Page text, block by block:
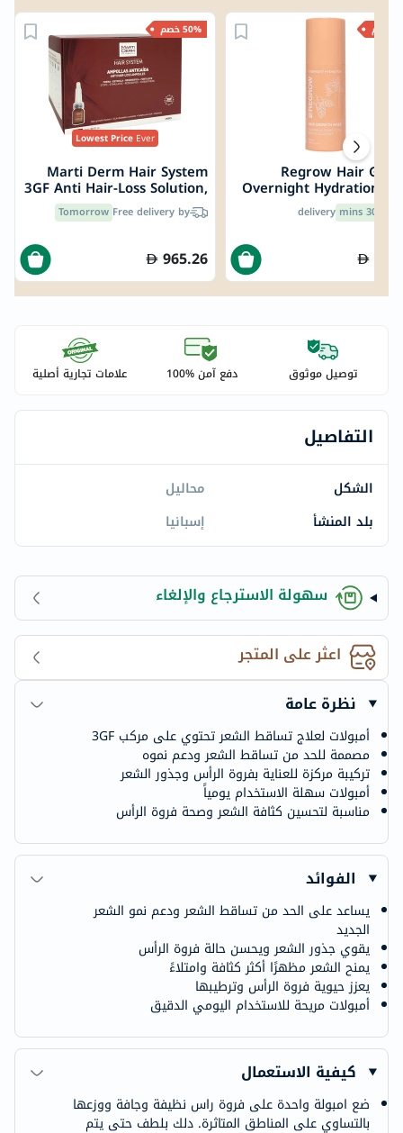
50% خصم
Lowest Price Ever
Marti Derm Hair System
3GF Anti Hair-Loss Solution,
3ml - 28 Ampoules
Free delivery by
Tomorrow
965.26
Regrow Hair
Overnight Hydration
For Shiny & Healthy
30 mins
delivery
توصيل موثوق دفع آمن %100 علامات تجارية أصلية
التفاصيل
الشكل
محاليل
بلد المنشأ
إسبانيا
سهولة الاسترجاع والإلغاء
اعثر على المتجر
نظرة عامة
أمبولات لعلاج تساقط الشعر تحتوي على مركب 3GF
مصممة للحد من تساقط الشعر ودعم نموه
تركيبة مركزة للعناية بفروة الرأس وجذور الشعر
أمبولات سهلة الاستخدام يومياً
مناسبة لتحسين كثافة الشعر وصحة فروة الرأس
الفوائد
يساعد على الحد من تساقط الشعر ودعم نمو الشعر
الجديد
يقوي جذور الشعر ويحسن حالة فروة الرأس
يمنح الشعر مظهرًا أكثر كثافة وامتلاءً
يعزز حيوية فروة الرأس وترطيبها
أمبولات مريحة للاستخدام اليومي الدقيق
كيفية الاستعمال
ضع امبولة واحدة على فروة راس نظيفة وجافة ووزعها
بالتساوي على المناطق المتاثرة. دلك بلطف حتى يتم